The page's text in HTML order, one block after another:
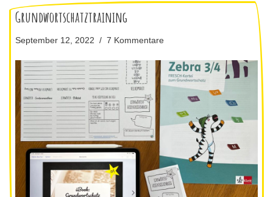
Grundwortschatztraining
September 12, 2022 7 Kommentare